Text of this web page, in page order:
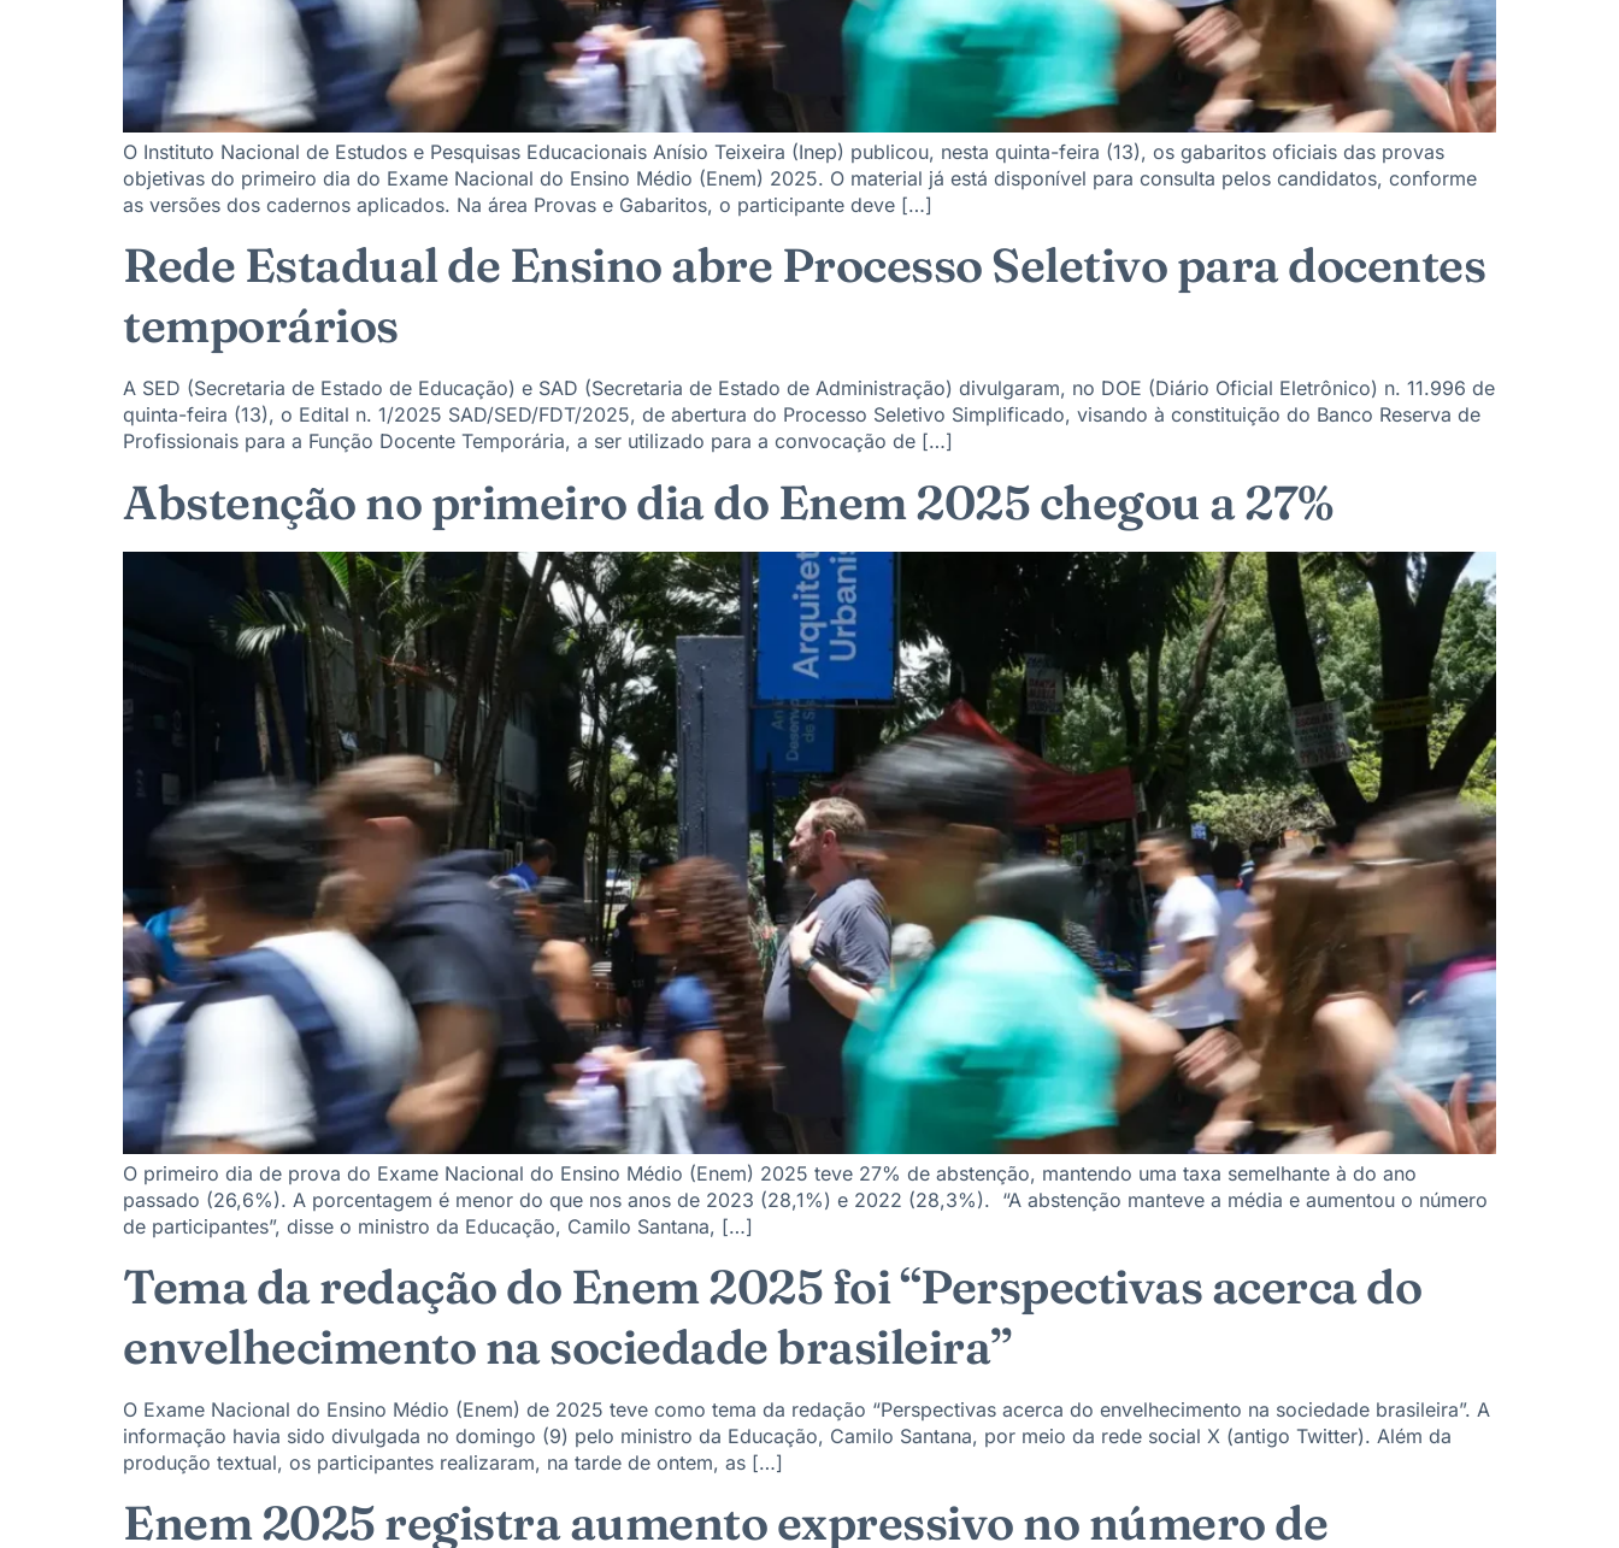
O Instituto Nacional de Estudos e Pesquisas Educacionais Anísio Teixeira (Inep) publicou, nesta quinta-feira (13), os gabaritos oficiais das provas
objetivas do primeiro dia do Exame Nacional do Ensino Médio (Enem) 2025. O material já está disponível para consulta pelos candidatos, conforme
as versões dos cadernos aplicados. Na área Provas e Gabaritos, o participante deve […]
Rede Estadual de Ensino abre Processo Seletivo para docentes
temporários
A SED (Secretaria de Estado de Educação) e SAD (Secretaria de Estado de Administração) divulgaram, no DOE (Diário Oficial Eletrônico) n. 11.996 de
quinta-feira (13), o Edital n. 1/2025 SAD/SED/FDT/2025, de abertura do Processo Seletivo Simplificado, visando à constituição do Banco Reserva de
Profissionais para a Função Docente Temporária, a ser utilizado para a convocação de […]
Abstenção no primeiro dia do Enem 2025 chegou a 27%
O primeiro dia de prova do Exame Nacional do Ensino Médio (Enem) 2025 teve 27% de abstenção, mantendo uma taxa semelhante à do ano
passado (26,6%). A porcentagem é menor do que nos anos de 2023 (28,1%) e 2022 (28,3%). “A abstenção manteve a média e aumentou o número
de participantes”, disse o ministro da Educação, Camilo Santana, […]
Tema da redação do Enem 2025 foi “Perspectivas acerca do
envelhecimento na sociedade brasileira”
O Exame Nacional do Ensino Médio (Enem) de 2025 teve como tema da redação “Perspectivas acerca do envelhecimento na sociedade brasileira”. A
informação havia sido divulgada no domingo (9) pelo ministro da Educação, Camilo Santana, por meio da rede social X (antigo Twitter). Além da
produção textual, os participantes realizaram, na tarde de ontem, as […]
Enem 2025 registra aumento expressivo no número de